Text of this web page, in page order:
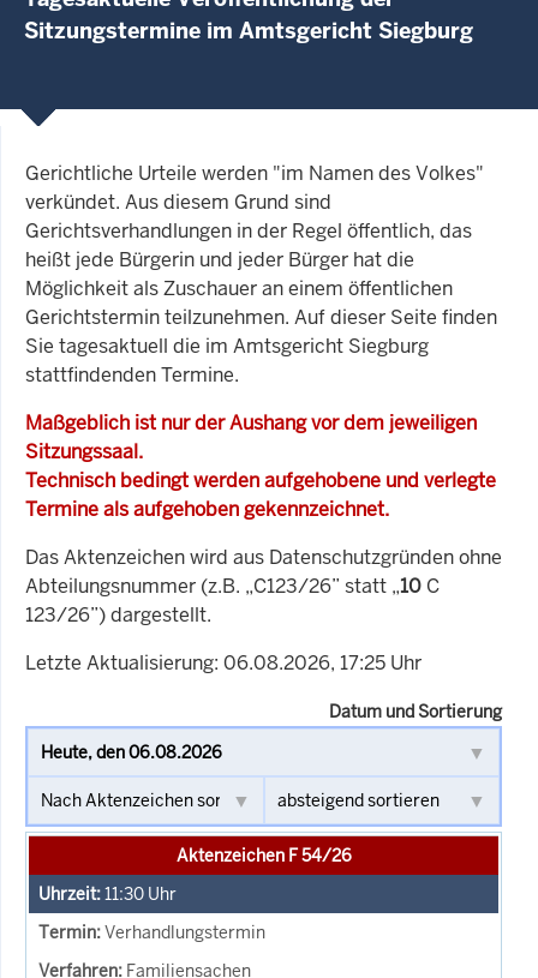
Sitzungstermine im Amtsgericht Siegburg
Gerichtliche Urteile werden "im Namen des Volkes"
verkündet. Aus diesem Grund sind
Gerichtsverhandlungen in der Regel öffentlich, das
heißt jede Bürgerin und jeder Bürger hat die
Möglichkeit als Zuschauer an einem öffentlichen
Gerichtstermin teilzunehmen. Auf dieser Seite finden
Sie tagesaktuell die im Amtsgericht Siegburg
stattfindenden Termine.
Maßgeblich ist nur der Aushang vor dem jeweiligen
Sitzungssaal.
Technisch bedingt werden aufgehobene und verlegte
Termine als aufgehoben gekennzeichnet.
Das Aktenzeichen wird aus Datenschutzgründen ohne
Abteilungsnummer (z.B. „C123/26” statt „10 C
123/26”) dargestellt.
Letzte Aktualisierung: 06.08.2026, 17:25 Uhr
Datum und Sortierung
Aktenzeichen F 54/26
11:30 Uhr
Verhandlungstermin
Familiensachen